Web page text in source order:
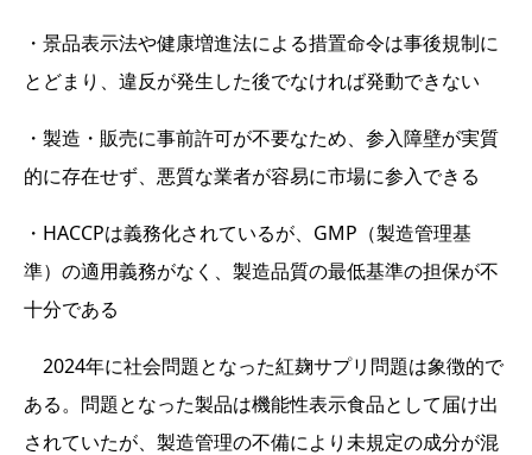
・景品表示法や健康増進法による措置命令は事後規制に
とどまり、違反が発生した後でなければ発動できない
・製造・販売に事前許可が不要なため、参入障壁が実質
的に存在せず、悪質な業者が容易に市場に参入できる
・HACCPは義務化されているが、GMP（製造管理基
準）の適用義務がなく、製造品質の最低基準の担保が不
十分である
2024年に社会問題となった紅麹サプリ問題は象徴的で
ある。問題となった製品は機能性表示食品として届け出
されていたが、製造管理の不備により未規定の成分が混